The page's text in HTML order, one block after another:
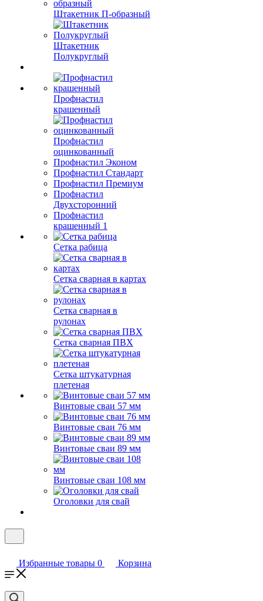
Штакетник П-образный
Штакетник
Полукруглый
Профнастил
крашенный
Профнастил
оцинкованный
Профнастил Эконом
Профнастил Стандарт
Профнастил Премиум
Профнастил
Двухсторонний
Профнастил
крашенный 1
Сетка рабица
Сетка сварная в картах
Сетка сварная в
рулонах
Сетка сварная ПВХ
Сетка штукатурная
плетеная
Винтовые сваи 57 мм
Винтовые сваи 76 мм
Винтовые сваи 89 мм
Винтовые сваи 108 мм
Оголовки для свай
Избранные товары 0 Корзина